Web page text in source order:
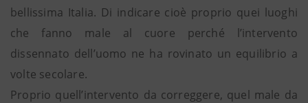
bellissima Italia. Di indicare cioè proprio quei luoghi
che fanno male al cuore perché l’intervento
dissennato dell’uomo ne ha rovinato un equilibrio a
volte secolare.
Proprio quell’intervento da correggere, quel male da